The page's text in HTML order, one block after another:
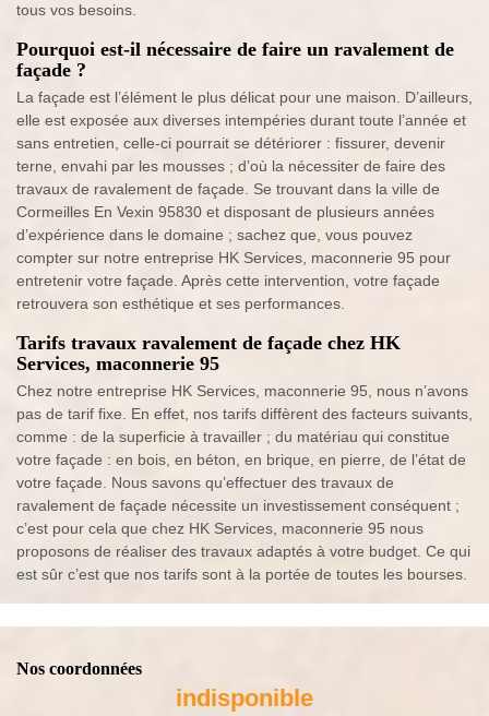
tous vos besoins.
Pourquoi est-il nécessaire de faire un ravalement de
façade ?
La façade est l’élément le plus délicat pour une maison. D’ailleurs,
elle est exposée aux diverses intempéries durant toute l’année et
sans entretien, celle-ci pourrait se détériorer : fissurer, devenir
terne, envahi par les mousses ; d’où la nécessiter de faire des
travaux de ravalement de façade. Se trouvant dans la ville de
Cormeilles En Vexin 95830 et disposant de plusieurs années
d’expérience dans le domaine ; sachez que, vous pouvez
compter sur notre entreprise HK Services, maconnerie 95 pour
entretenir votre façade. Après cette intervention, votre façade
retrouvera son esthétique et ses performances.
Tarifs travaux ravalement de façade chez HK
Services, maconnerie 95
Chez notre entreprise HK Services, maconnerie 95, nous n’avons
pas de tarif fixe. En effet, nos tarifs diffèrent des facteurs suivants,
comme : de la superficie à travailler ; du matériau qui constitue
votre façade : en bois, en béton, en brique, en pierre, de l’état de
votre façade. Nous savons qu’effectuer des travaux de
ravalement de façade nécessite un investissement conséquent ;
c’est pour cela que chez HK Services, maconnerie 95 nous
proposons de réaliser des travaux adaptés à votre budget. Ce qui
est sûr c’est que nos tarifs sont à la portée de toutes les bourses.
Nos coordonnées
indisponible